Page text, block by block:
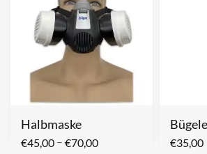
Halbmaske
€45,00 – €70,00 €35,00